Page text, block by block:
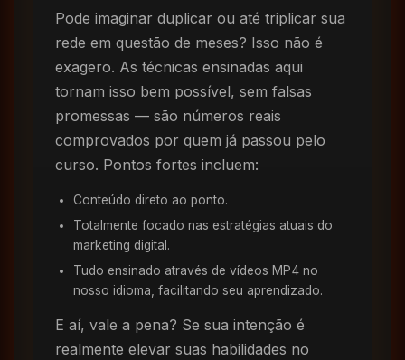
Pode imaginar duplicar ou até triplicar sua
rede em questão de meses? Isso não é
exagero. As técnicas ensinadas aqui
tornam isso bem possível, sem falsas
promessas — são números reais
comprovados por quem já passou pelo
curso. Pontos fortes incluem:
Conteúdo direto ao ponto.
Totalmente focado nas estratégias atuais do
marketing digital.
Tudo ensinado através de vídeos MP4 no
nosso idioma, facilitando seu aprendizado.
E aí, vale a pena? Se sua intenção é
realmente elevar suas habilidades no